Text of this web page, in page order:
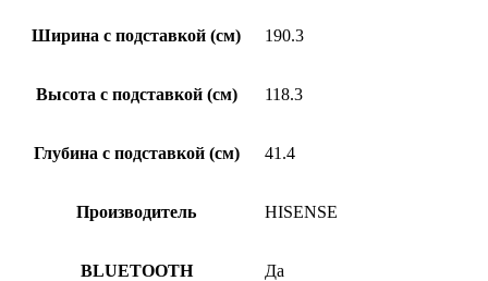
Ширина с подставкой (см) 190.3
Высота с подставкой (см) 118.3
Глубина с подставкой (см) 41.4
Производитель HISENSE
BLUETOOTH Да